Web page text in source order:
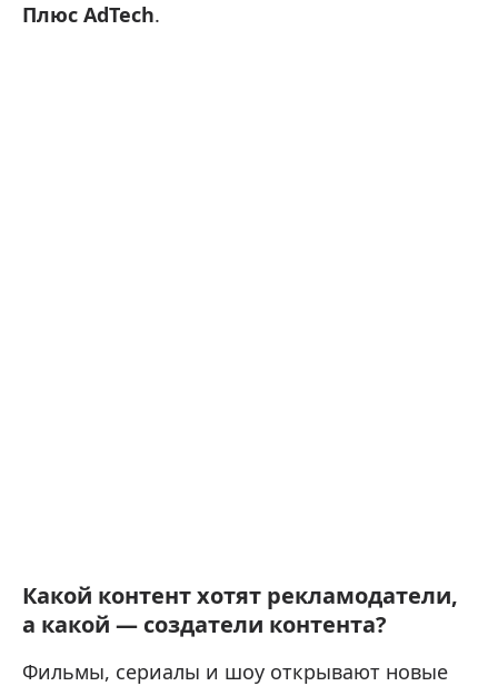
Плюс AdTech.
Какой контент хотят рекламодатели,
а какой — создатели контента?
Фильмы, сериалы и шоу открывают новые